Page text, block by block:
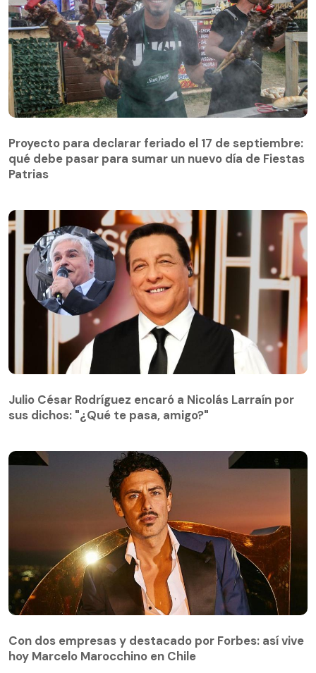
Proyecto para declarar feriado el 17 de septiembre:
qué debe pasar para sumar un nuevo día de Fiestas
Patrias
Julio César Rodríguez encaró a Nicolás Larraín por
sus dichos: "¿Qué te pasa, amigo?"
Con dos empresas y destacado por Forbes: así vive
hoy Marcelo Marocchino en Chile